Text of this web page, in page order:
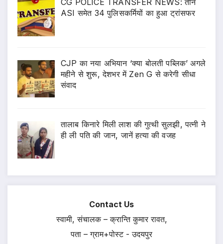
CG POLICE TRANSFER NEWS: तीन
ASI समेत 34 पुलिसकर्मियों का हुआ ट्रांसफर
CJP का नया अभियान ‘क्या बोलती पब्लिक’ अगले
महीने से शुरू, देशभर में Zen G से करेगी सीधा
संवाद
तालाब किनारे मिली लाश की गुत्थी सुलझी, पत्नी ने
ही ली पति की जान, जानें हत्या की वजह
Contact Us
स्वामी, संचालक – क्रान्ति कुमार रावत,
पता – ग्राम+पोस्ट - उदयपुर